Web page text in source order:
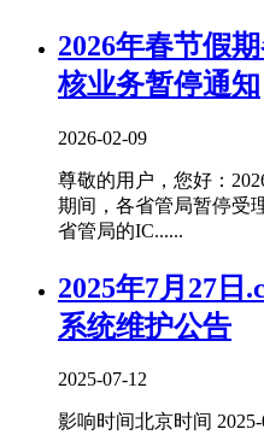
2026年春节假
核业务暂停通知
2026-02-09
尊敬的用户，您好：
期间，各省管局暂停受
省管局的IC......
2025年7月27日
系统维护公告
2025-07-12
影响时间北京时间 2025-